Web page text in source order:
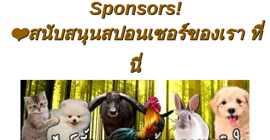
Sponsors!
❤️สนับสนุนสปอนเซอร์ของเรา ที่
นี่